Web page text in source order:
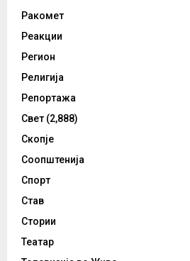
Ракомет
Реакции
Регион
Религија
Репортажа
Свет (2,888)
Скопје
Соопштенија
Спорт
Став
Стории
Театар